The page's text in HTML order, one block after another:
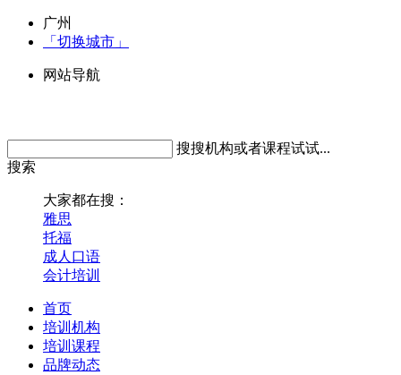
广州
「切换城市」
网站导航
搜搜机构或者课程试试...
搜索
大家都在搜：
雅思
托福
成人口语
会计培训
首页
培训机构
培训课程
品牌动态